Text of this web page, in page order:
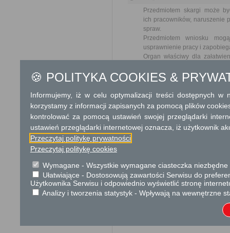
Przedmiotem skargi może
ich pracowników, naruszenie
spraw.
Przedmiotem wniosku
usprawnienie pracy i
Organ właściwy dla
Umowy użytkowania,
się w drodze
publicznego lub
r. o rodzinnych ogrodach
Ustawa z dnia 23
Ustawa z dnia 21
cywilnego (Dz. U.
🍪 POLITYKA COOKIES &
Informujemy, iż w celu optymalizacji treści dostępnych w
korzystamy z informacji zapisanych za pomocą plików
kontrolować za pomocą ustawień swojej przeglądarki
ustawień przeglądarki internetowej oznacza, iż użytkownik
Przeczytaj politykę prywatności
Przeczytaj politykę cookies
Wymagane - Wszystkie wymagane ciasteczka
Ułatwiające - Dostosowują zawartości Serwisu do
Użytkownika Serwisu i odpowiednio wyświetlić stronę
Analizy i tworzenia statystyk - Wpływają na wewnętrzne